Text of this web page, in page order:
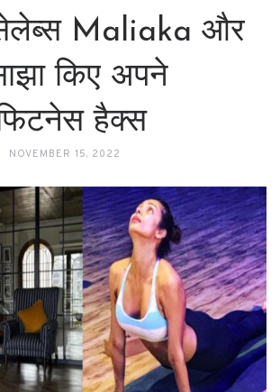
Maliaka और
किए अपने
हैक्स
NOVEMBER 15, 2022